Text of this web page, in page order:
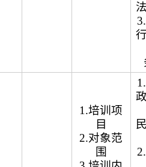
1.培训项
目
2.对象范
围